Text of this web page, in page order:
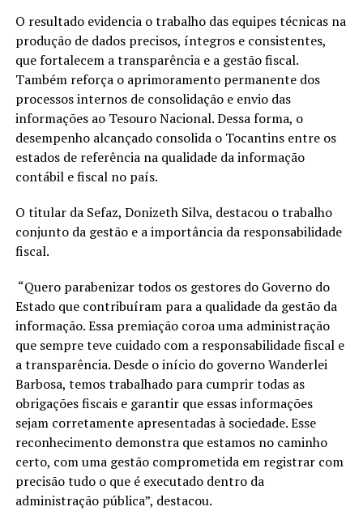
O resultado evidencia o trabalho das equipes técnicas na
produção de dados precisos, íntegros e consistentes,
que fortalecem a transparência e a gestão fiscal.
Também reforça o aprimoramento permanente dos
processos internos de consolidação e envio das
informações ao Tesouro Nacional. Dessa forma, o
desempenho alcançado consolida o Tocantins entre os
estados de referência na qualidade da informação
contábil e fiscal no país.
O titular da Sefaz, Donizeth Silva, destacou o trabalho
conjunto da gestão e a importância da responsabilidade
fiscal.
“Quero parabenizar todos os gestores do Governo do
Estado que contribuíram para a qualidade da gestão da
informação. Essa premiação coroa uma administração
que sempre teve cuidado com a responsabilidade fiscal e
a transparência. Desde o início do governo Wanderlei
Barbosa, temos trabalhado para cumprir todas as
obrigações fiscais e garantir que essas informações
sejam corretamente apresentadas à sociedade. Esse
reconhecimento demonstra que estamos no caminho
certo, com uma gestão comprometida em registrar com
precisão tudo o que é executado dentro da
administração pública”, destacou.